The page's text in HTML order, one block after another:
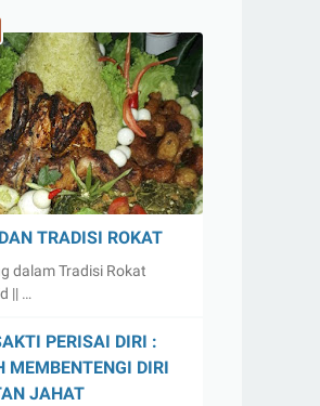
TRADISI ROKAT
dalam Tradisi Rokat
|| …
PERISAI DIRI :
MEMBENTENGI DIRI
JAHAT